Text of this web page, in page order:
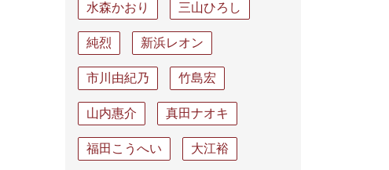
水森かおり 三山ひろし
純烈 新浜レオン
市川由紀乃 竹島宏
山内惠介 真田ナオキ
福田こうへい 大江裕